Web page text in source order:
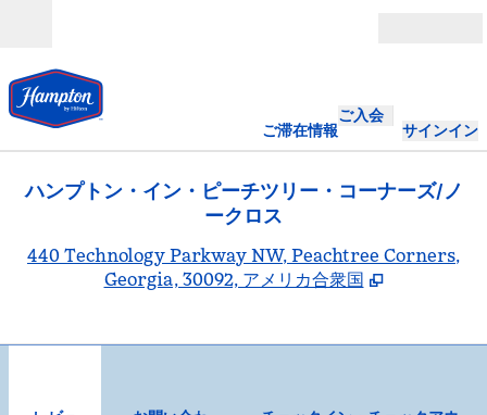
ご滞在情報
ご入会
サインイン
ハンプトン・イン・ピーチツリー・コーナーズ/ノ
ークロス
440 Technology Parkway NW, Peachtree Corners,
Georgia, 30092, アメリカ合衆国